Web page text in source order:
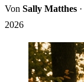
Von Sally Matthes ·
2026